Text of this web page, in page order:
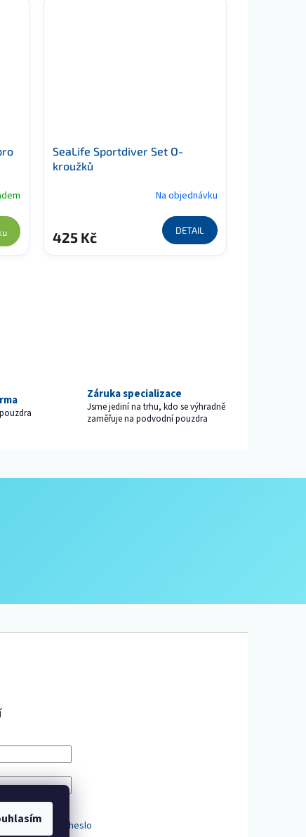
SeaLife Sportdiver Set O-
kroužků
Na objednávku
425 Kč DETAIL
Záruka specializace
Jsme jediní na trhu, kdo se výhradně
zaměřuje na podvodní pouzdra
Zapomenuté heslo